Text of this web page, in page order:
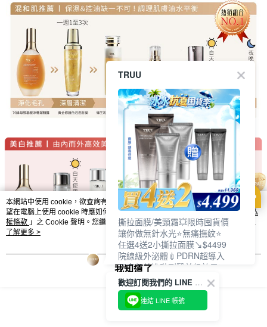
本網站中使用 cookie，欲查詢有關本網站使用 cookie 方式之詳情，及若您不希
望在電腦上使用 cookie 時應如何變更電腦的 cookie 設定，請參閱本網站「
隱私
權條款 」之 Cookie 聲明。您繼續使用本網站即表示您同意本公司得按本網站使
用條款之 Cookie 聲明使用 cookie。
了解更多 >
我知道了
TRUU
撕拉面膜/美頸霜💥限時囤貨價
讓你做無針水光⭐無痛撫紋⭐
任選4送2小撕拉面膜↘$4499
院線級外泌體💉PDRN超導入
居家保養進階到醫美級效果❗
歡迎訂閱我們的 LINE 官方帳號
連結 LINE 帳號